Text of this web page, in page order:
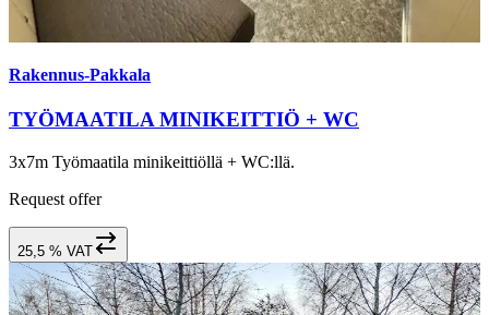
Rakennus-Pakkala
TYÖMAATILA MINIKEITTIÖ + WC
3x7m Työmaatila minikeittiöllä + WC:llä.
Request offer
25,5 % VAT